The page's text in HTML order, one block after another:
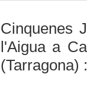
Cinquenes
l'Aigua a
(Tarragona)